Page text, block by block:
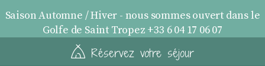
Saison Automne / Hiver - nous sommes ouvert dans le
Golfe de Saint Tropez +33 6 04 17 06 07
Réservez votre séjour